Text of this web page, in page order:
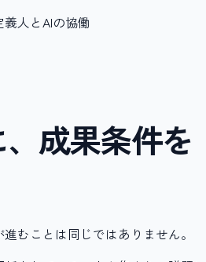
義人とAIの協働
成果条件を
むことは同じではありません。